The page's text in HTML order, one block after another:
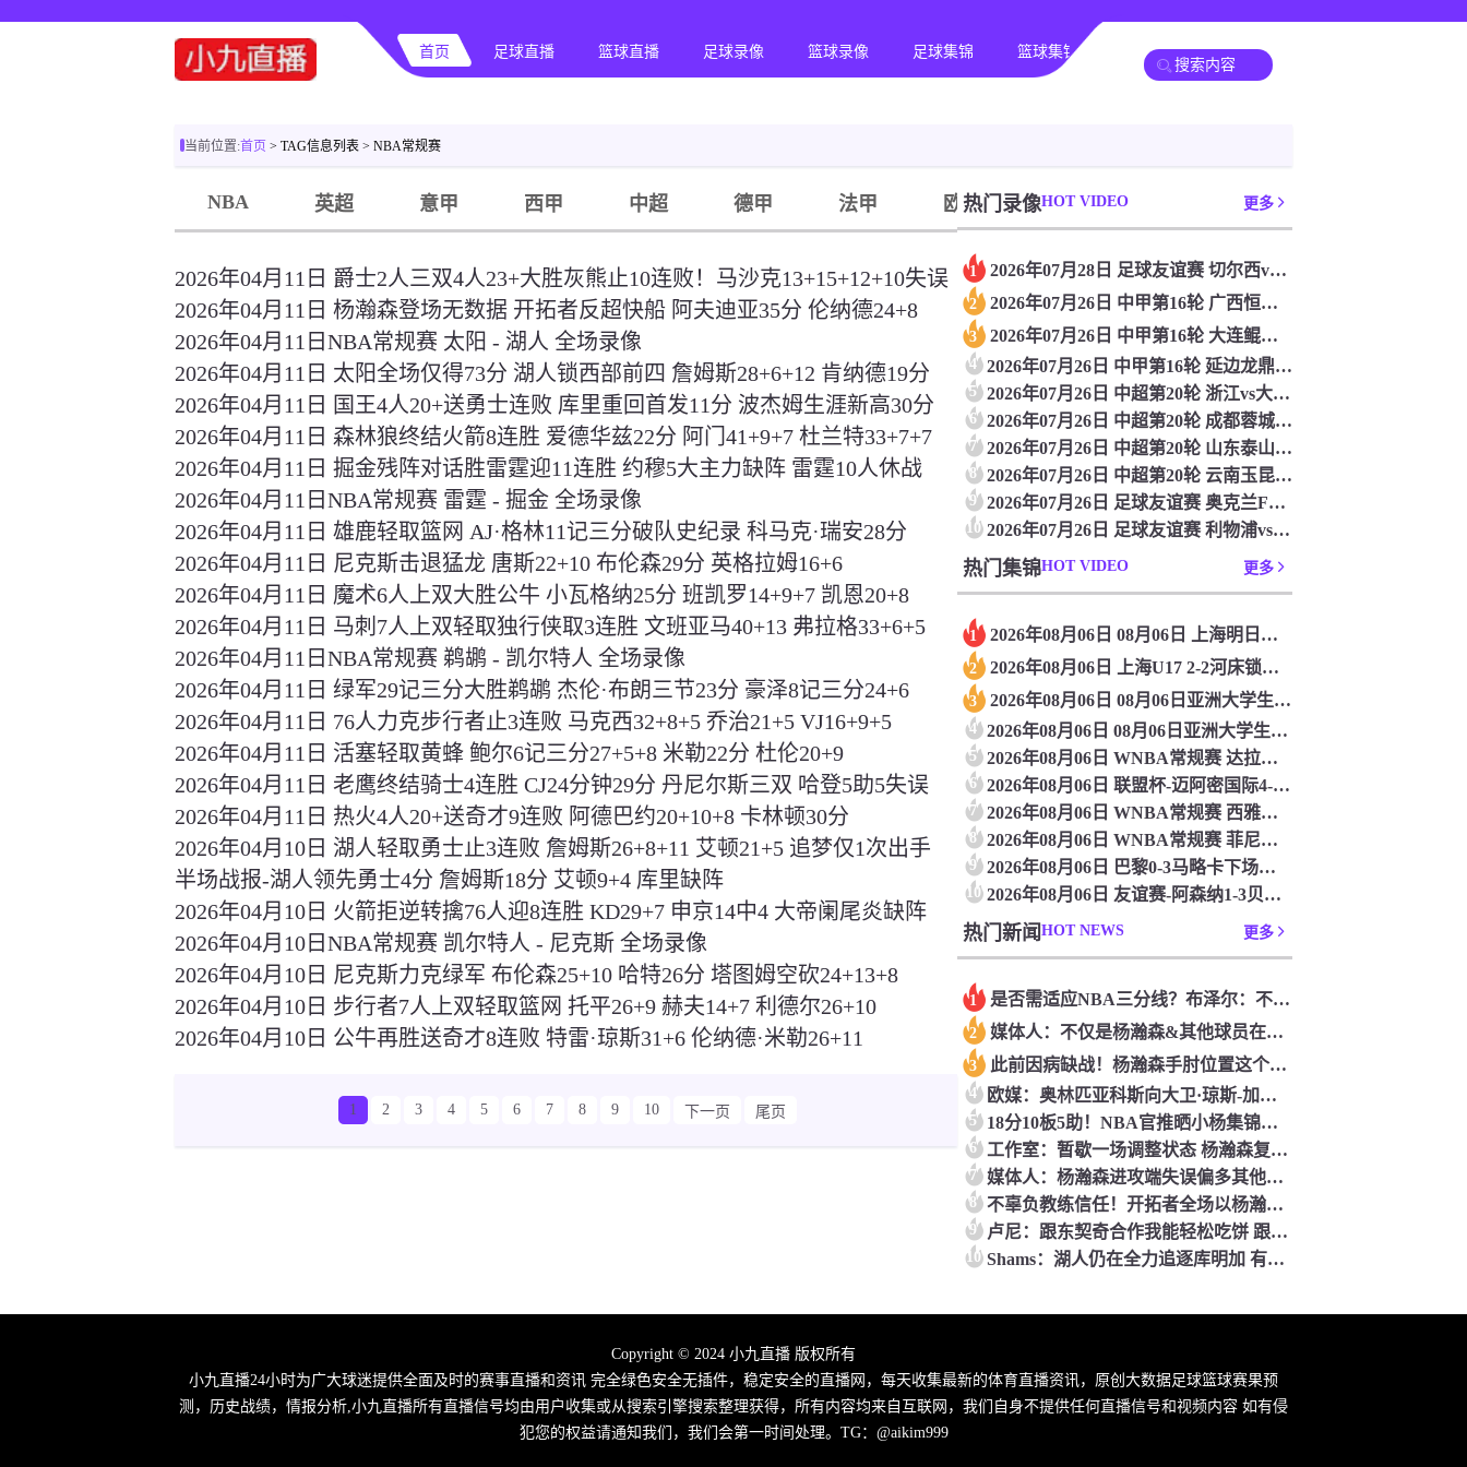
首页 足球直播 篮球直播 足球录像 篮球录像 足球集锦 篮球集锦 足球新闻 篮球新闻
当前位置:首页 > TAG信息列表 > NBA常规赛
NBA 英超 意甲 西甲 中超 德甲 法甲 欧冠杯 CBA
2026年04月11日 爵士2人三双4人23+大胜灰熊止10连败！马沙克13+15+12+10失误
2026年04月11日 杨瀚森登场无数据 开拓者反超快船 阿夫迪亚35分 伦纳德24+8
2026年04月11日NBA常规赛 太阳 - 湖人 全场录像
2026年04月11日 太阳全场仅得73分 湖人锁西部前四 詹姆斯28+6+12 肯纳德19分
2026年04月11日 国王4人20+送勇士连败 库里重回首发11分 波杰姆生涯新高30分
2026年04月11日 森林狼终结火箭8连胜 爱德华兹22分 阿门41+9+7 杜兰特33+7+7
2026年04月11日 掘金残阵对话胜雷霆迎11连胜 约穆5大主力缺阵 雷霆10人休战
2026年04月11日NBA常规赛 雷霆 - 掘金 全场录像
2026年04月11日 雄鹿轻取篮网 AJ·格林11记三分破队史纪录 科马克·瑞安28分
2026年04月11日 尼克斯击退猛龙 唐斯22+10 布伦森29分 英格拉姆16+6
2026年04月11日 魔术6人上双大胜公牛 小瓦格纳25分 班凯罗14+9+7 凯恩20+8
2026年04月11日 马刺7人上双轻取独行侠取3连胜 文班亚马40+13 弗拉格33+6+5
2026年04月11日NBA常规赛 鹈鹕 - 凯尔特人 全场录像
2026年04月11日 绿军29记三分大胜鹈鹕 杰伦·布朗三节23分 豪泽8记三分24+6
2026年04月11日 76人力克步行者止3连败 马克西32+8+5 乔治21+5 VJ16+9+5
2026年04月11日 活塞轻取黄蜂 鲍尔6记三分27+5+8 米勒22分 杜伦20+9
2026年04月11日 老鹰终结骑士4连胜 CJ24分钟29分 丹尼尔斯三双 哈登5助5失误
2026年04月11日 热火4人20+送奇才9连败 阿德巴约20+10+8 卡林顿30分
2026年04月10日 湖人轻取勇士止3连败 詹姆斯26+8+11 艾顿21+5 追梦仅1次出手
半场战报-湖人领先勇士4分 詹姆斯18分 艾顿9+4 库里缺阵
2026年04月10日 火箭拒逆转擒76人迎8连胜 KD29+7 申京14中4 大帝阑尾炎缺阵
2026年04月10日NBA常规赛 凯尔特人 - 尼克斯 全场录像
2026年04月10日 尼克斯力克绿军 布伦森25+10 哈特26分 塔图姆空砍24+13+8
2026年04月10日 步行者7人上双轻取篮网 托平26+9 赫夫14+7 利德尔26+10
2026年04月10日 公牛再胜送奇才8连败 特雷·琼斯31+6 伦纳德·米勒26+11
1 2 3 4 5 6 7 8 9 10 下一页 尾页
热门录像HOT VIDEO 更多
1 2026年07月28日 足球友谊赛 切尔西vs西悉尼漫步者 全场录像
2 2026年07月26日 中甲第16轮 广西恒宸 VS 定南赣联 全场录像
3 2026年07月26日 中甲第16轮 大连鲲城 VS 苏州东吴 全场录像
4 2026年07月26日 中甲第16轮 延边龙鼎 VS 梅州客家 全场录像
5 2026年07月26日 中超第20轮 浙江vs大连英博 全场录像
6 2026年07月26日 中超第20轮 成都蓉城vs北京国安 全场录像
7 2026年07月26日 中超第20轮 山东泰山vs河南 全场录像
8 2026年07月26日 中超第20轮 云南玉昆vs深圳新鹏城 全场录像
9 2026年07月26日 足球友谊赛 奥克兰FCvs热刺 全场录像
10 2026年07月26日 足球友谊赛 利物浦vs桑德兰 全场录像
热门集锦HOT VIDEO 更多
1 2026年08月06日 08月06日 上海明日之星冠军杯小组赛A组第3轮 中国男足U17vs拜耳04勒沃库森U17 进球
2 2026年08月06日 上海U17 2-2河床锁定B组第1 吕孟洋点射阿布力米破门 将战A组第2
3 2026年08月06日 08月06日亚洲大学生篮球联赛8强赛 北京大学 77 - 79 上海交通大学 集锦
4 2026年08月06日 08月06日亚洲大学生篮球联赛8强赛 延世大学 67 - 72 政治大学 集锦
5 2026年08月06日 WNBA常规赛 达拉斯飞翼 92 - 96 华盛顿神秘人 全场集锦
6 2026年08月06日 联盟杯-迈阿密国际4-2圣路易斯 梅西2射1传 阿伦助攻戴帽
7 2026年08月06日 WNBA常规赛 西雅图风暴 86 - 92 纽约自由人 全场集锦
8 2026年08月06日 WNBA常规赛 菲尼克斯水星 82 - 96 亚特兰大梦想 全场集锦
9 2026年08月06日 巴黎0-3马略卡下场战曼联 巴黎全场控球近6成+8射3正未果
10 2026年08月06日 友谊赛-阿森纳1-3贝蒂斯 因卡皮耶破门难救主 福纳尔斯1射2传
热门新闻 HOT NEWS 更多
1 是否需适应NBA三分线？布泽尔：不需要 我在杜克投出了40%命中率
2 媒体人：不仅是杨瀚森&其他球员在国家队也不如联赛自如 赵睿除外
3 此前因病缺战！杨瀚森手肘位置这个湿疹痕迹还是很明显的
4 欧媒：奥林匹亚科斯向大卫·琼斯-加西亚开出2年300万美元合同
5 18分10板5助！NBA官推晒小杨集锦：杨瀚森今夜闪耀全场
6 工作室：暂歇一场调整状态 杨瀚森复出即突破 不断刷新赛场上限
7 媒体人：杨瀚森进攻端失误偏多其他没问题 单手隔扣无疑今晚最佳
8 不辜负教练信任！开拓者全场以杨瀚森为进攻核心 频频高位发牌
9 卢尼：跟东契奇合作我能轻松吃饼 跟库里合作的经验能帮到东契奇
10 Shams：湖人仍在全力追逐库明加 有意将其视作潜在首发锋线人选
Copyright © 2024 小九直播 版权所有
小九直播24小时为广大球迷提供全面及时的赛事直播和资讯 完全绿色安全无插件，稳定安全的直播网，每天收集最新的体育直播资讯，原创大数据足球篮球赛果预
测，历史战绩，情报分析,小九直播所有直播信号均由用户收集或从搜索引擎搜索整理获得，所有内容均来自互联网，我们自身不提供任何直播信号和视频内容 如有侵
犯您的权益请通知我们，我们会第一时间处理。TG：@aikim999